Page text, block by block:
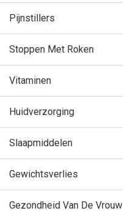
Pijnstillers
Stoppen Met Roken
Vitaminen
Huidverzorging
Slaapmiddelen
Gewichtsverlies
Gezondheid Van De Vrouw